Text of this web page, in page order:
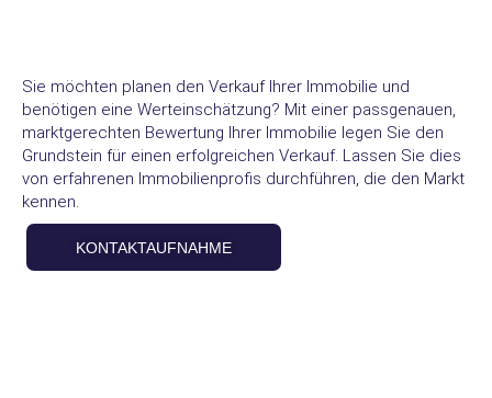
Sie möchten planen den Verkauf Ihrer Immobilie und
benötigen eine Werteinschätzung? Mit einer passgenauen,
marktgerechten Bewertung Ihrer Immobilie legen Sie den
Grundstein für einen erfolgreichen Verkauf. Lassen Sie dies
von erfahrenen Immobilienprofis durchführen, die den Markt
kennen.
KONTAKTAUFNAHME